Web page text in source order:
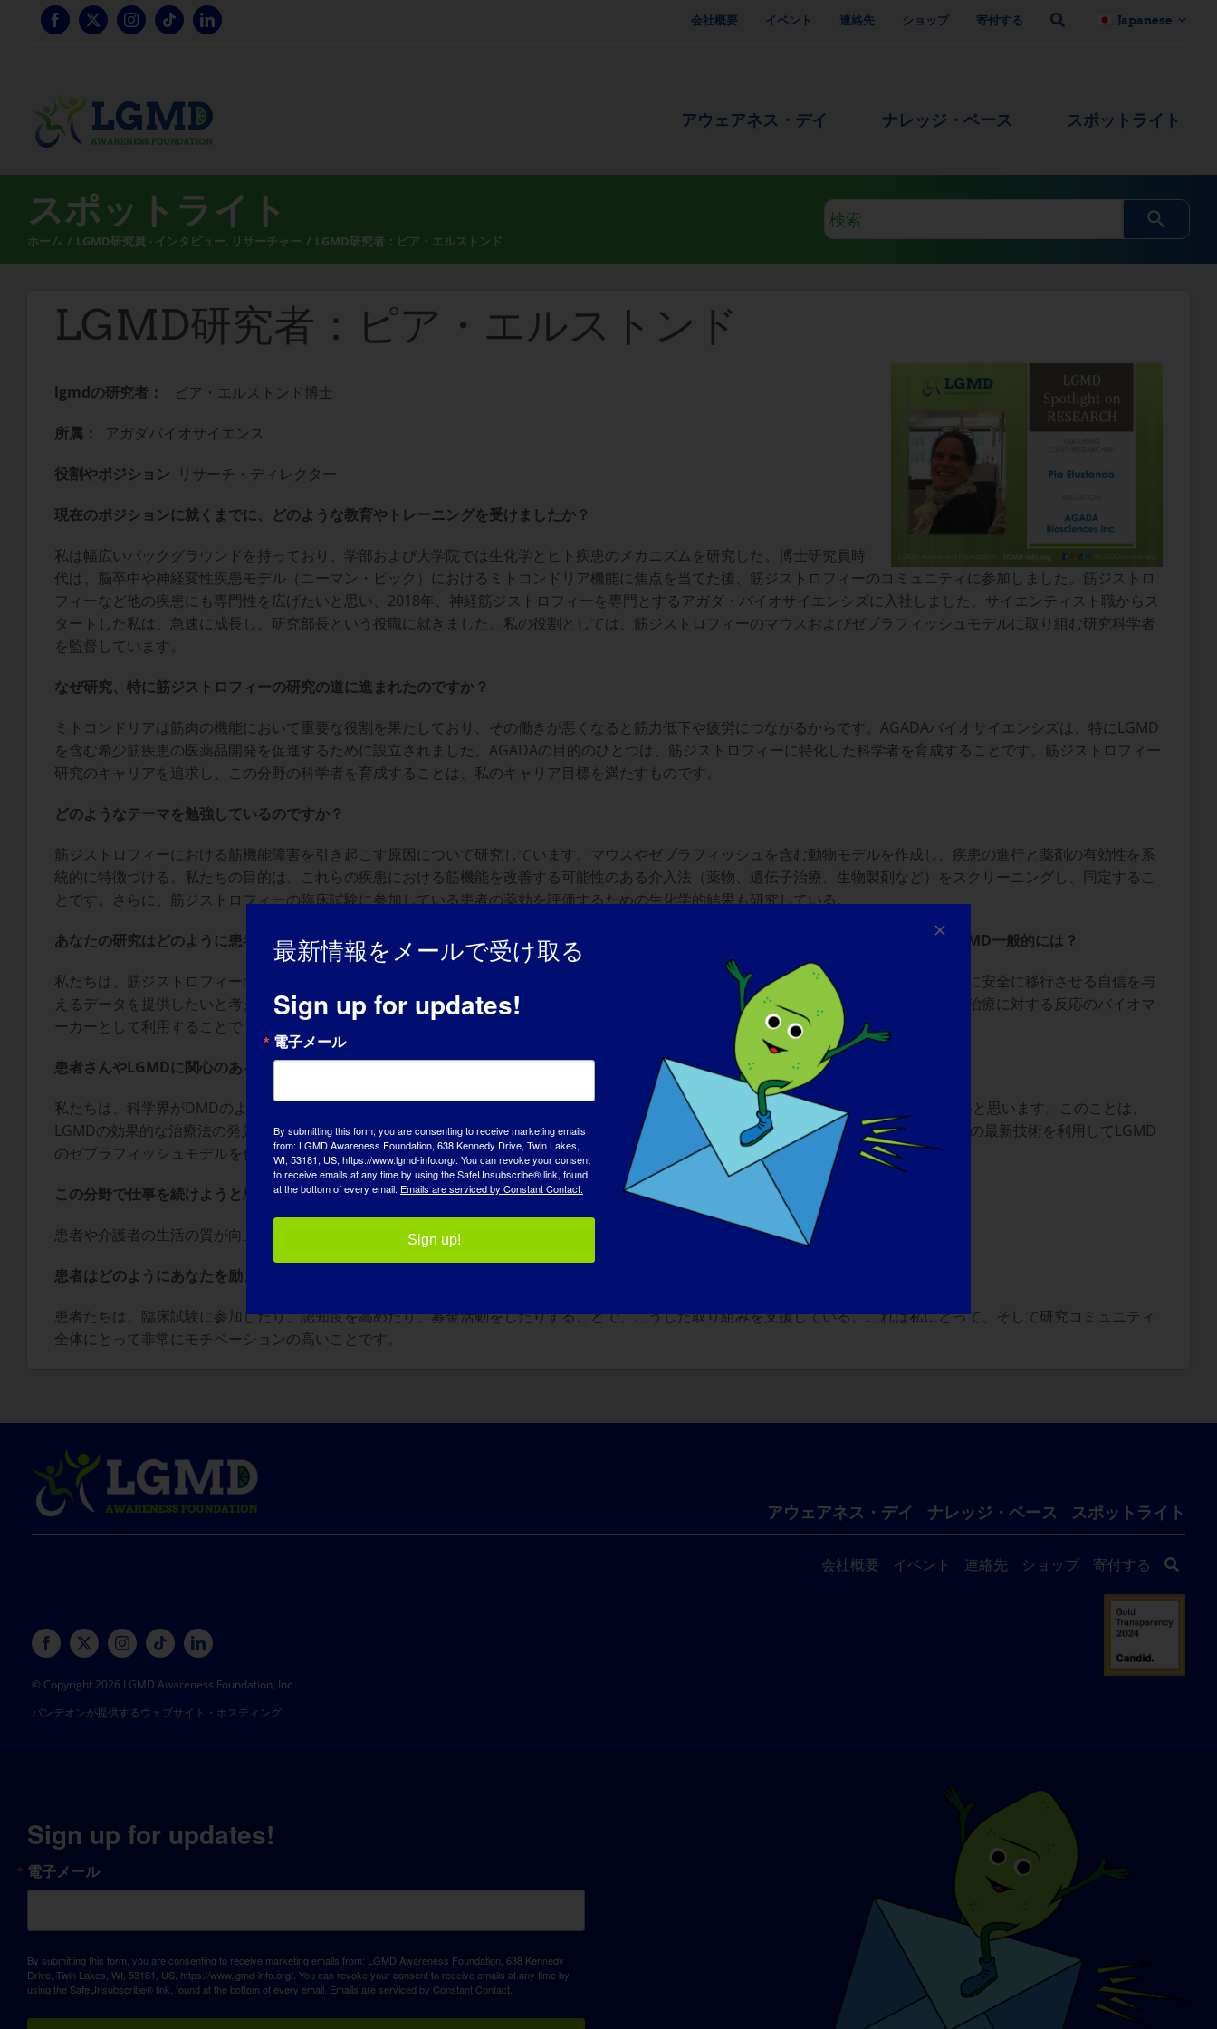
会社概要 イベント 連絡先 ショップ 寄付する Japanese
アウェアネス・デイ ナレッジ・ベース スポットライト
スポットライト
ホーム LGMD研究員 - インタビュー リサーチャー LGMD研究者：ピア・エルストンド
検
索
ク
LGMD研究者：ピア・エルストンド
lgmdの研究者： ピア・エルストンド博士
所属： アガダバイオサイエンス
役割やポジション リサーチ・ディレクター
現在のポジションに就くまでに、どのような教育やトレーニングを受けましたか？
私は幅広いバックグラウンドを持っており、学部および大学院では生化学とヒト疾患のメカニズムを研究した。博士研究員時
代は、脳卒中や神経変性疾患モデル（ニーマン・ピック）におけるミトコンドリア機能に焦点を当てた後、筋ジストロフィーのコミュニティに参加しました。筋ジストロ
フィーなど他の疾患にも専門性を広げたいと思い、2018年、神経筋ジストロフィーを専門とするアガダ・バイオサイエンシズに入社しました。サイエンティスト職からス
タートした私は、急速に成長し、研究部長という役職に就きました。私の役割としては、筋ジストロフィーのマウスおよびゼブラフィッシュモデルに取り組む研究科学者
を監督しています。
なぜ研究、特に筋ジストロフィーの研究の道に進まれたのですか？
ミトコンドリアは筋肉の機能において重要な役割を果たしており、その働きが悪くなると筋力低下や疲労につながるからです。AGADAバイオサイエンシズは、特にLGMD
を含む希少筋疾患の医薬品開発を促進するために設立されました。AGADAの目的のひとつは、筋ジストロフィーに特化した科学者を育成することです。筋ジストロフィー
研究のキャリアを追求し、この分野の科学者を育成することは、私のキャリア目標を満たすものです。
どのようなテーマを勉強しているのですか？
筋ジストロフィーにおける筋機能障害を引き起こす原因について研究しています。マウスやゼブラフィッシュを含む動物モデルを作成し、疾患の進行と薬剤の有効性を系
統的に特徴づける。私たちの目的は、これらの疾患における筋機能を改善する可能性のある介入法（薬物、遺伝子治療、生物製剤など）をスクリーニングし、同定するこ
とです。さらに、筋ジストロフィーの臨床試験に参加している患者の薬効を評価するための生化学的結果も研究している。
あなたの研究はどのように患者の役に立つのですか？より科学的なものなのでしょうか、それともLGMDの治療になるのでしょうか？ またはMD一般的には？
私たちは、筋ジストロフィーの動物モデルにおいて、安全で効果的な治療法を見出すことを目指しています。私たちは、薬剤をヒト臨床試験に安全に移行させる自信を与
えるデータを提供したいと考えています。私たちの研究の中には科学的なものもありますが、最終的な目標は、これらの結果を病気の進行や治療に対する反応のバイオマ
ーカーとして利用することです。
患者さんやLGMDに関心のある人たちに、研究（ご自身のプロジェクトや研究分野全般）について、どのようなことを知ってほしいですか？
私たちは、科学界がDMDのような筋ジストロフィーに対する治療法の発見において大きな進歩を遂げたことを患者さんに知っていただきたいと思います。このことは、
LGMDの効果的な治療法の発見においても同様の進歩が可能であるという確信を私たちに与えてくれます。私たち自身の研究は、CRISPRなどの最新技術を利用してLGMD
のゼブラフィッシュモデルを作製し、迅速かつ費用対効果の高い薬剤試験を可能にしています。
この分野で仕事を続けようと思うきっかけは何ですか？
患者や介護者の生活の質が向上することを望んでいます。それが、研究を続ける原動力になっています。
患者はどのようにあなたを励まし、あなたの仕事を助けることができますか？
患者たちは、臨床試験に参加したり、認知度を高めたり、募金活動をしたりすることで、こうした取り組みを支援している。これは私にとって、そして研究コミュニティ
全体にとって非常にモチベーションの高いことです。
アウェアネス・デイ ナレッジ・ベース スポットライト
会社概要 イベント 連絡先 ショップ 寄付する
© Copyright 2026 LGMD Awareness Foundation, Inc
パンテオンが提供するウェブサイト・ホスティング
Sign up for updates!
電子メール
By submitting this form, you are consenting to receive marketing emails from: LGMD Awareness Foundation, 638 Kennedy
Drive, Twin Lakes, WI, 53181, US, https://www.lgmd-info.org/. You can revoke your consent to receive emails at any time by
using the SafeUnsubscribe® link, found at the bottom of every email. Emails are serviced by Constant Contact.
最新情報をメールで受け取る
Sign up for updates!
電子メール
By submitting this form, you are consenting to receive marketing emails
from: LGMD Awareness Foundation, 638 Kennedy Drive, Twin Lakes,
WI, 53181, US, https://www.lgmd-info.org/. You can revoke your consent
to receive emails at any time by using the SafeUnsubscribe® link, found
at the bottom of every email. Emails are serviced by Constant Contact.
Sign up!